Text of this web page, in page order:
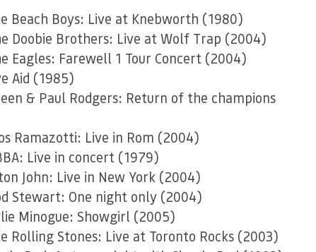
Beach Boys: Live at Knebworth (1980)
Doobie Brothers: Live at Wolf Trap (2004)
Eagles: Farewell 1 Tour Concert (2004)
Aid (1985)
& Paul Rodgers: Return of the champions
Ramazotti: Live in Rom (2004)
Live in concert (1979)
John: Live in New York (2004)
Stewart: One night only (2004)
Minogue: Showgirl (2005)
Rolling Stones: Live at Toronto Rocks (2003)